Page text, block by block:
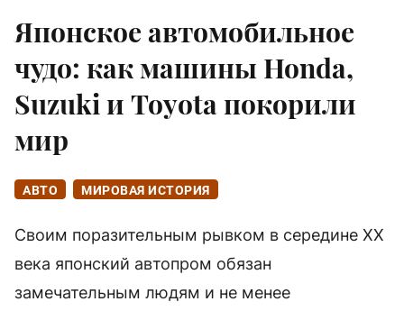
Японское автомобильное
чудо: как машины Honda,
Suzuki и Toyota покорили
мир
АВТО МИРОВАЯ ИСТОРИЯ
Своим поразительным рывком в середине XX
века японский автопром обязан
замечательным людям и не менее